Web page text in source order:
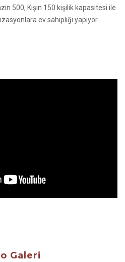
500, Kışın 150 kişilik kapasitesi ile
ev sahipliği yapıyor.
Galeri